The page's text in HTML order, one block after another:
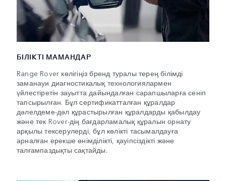
БІЛІКТІ МАМАНДАР
Range Rover көлігіңіз бренд туралы терең білімді
заманауи диагностикалық технологиялармен
үйлестіретін зауытта дайындалған сарапшыларға сеніп
тапсырылған. Бұл сертификатталған құралдар
дәлелдеме-дәл құрастырылған құралдарды қабылдау
және тек Rover-дің бағдарламалық құралын орнату
арқылы тексерулерді, бұл көлікті тасымалдауға
арналған ерекше өнімділікті, қауіпсіздікті және
талғампаздықты сақтайды.